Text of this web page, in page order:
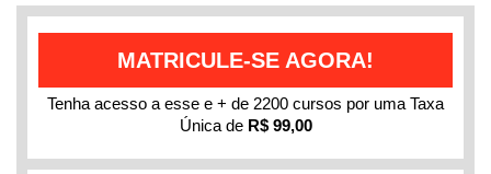
MATRICULE-SE AGORA!
Tenha acesso a esse e + de 2200 cursos por uma Taxa
Única de R$ 99,00